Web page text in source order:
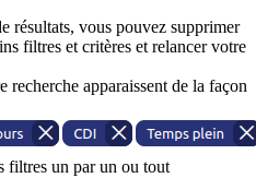
résultats, vous pouvez supprimer
filtres et critères et relancer votre
recherche apparaissent de la façon
filtres un par un ou tout